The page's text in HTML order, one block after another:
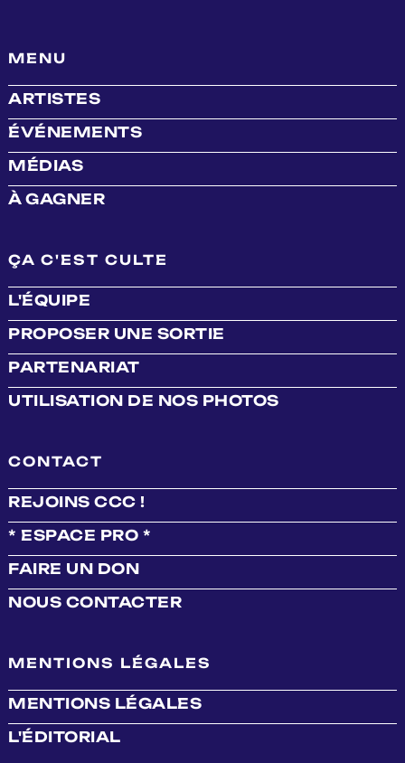
MENU
ARTISTES
ÉVÉNEMENTS
MÉDIAS
À GAGNER
ÇA C'EST CULTE
L'ÉQUIPE
PROPOSER UNE SORTIE
PARTENARIAT
UTILISATION DE NOS PHOTOS
CONTACT
REJOINS CCC !
* ESPACE PRO *
FAIRE UN DON
NOUS CONTACTER
MENTIONS LÉGALES
MENTIONS LÉGALES
L'ÉDITORIAL